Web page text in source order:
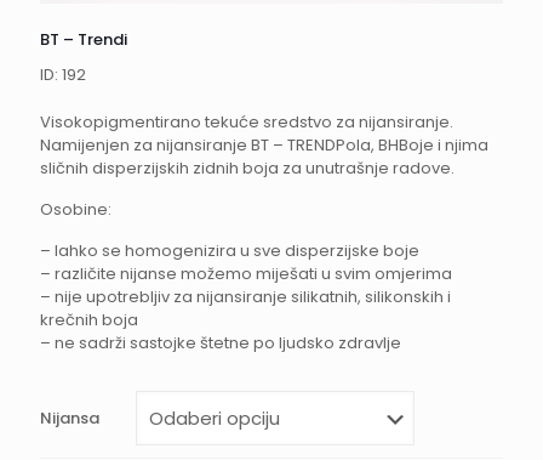
BT – Trendi
ID: 192
Visokopigmentirano tekuće sredstvo za nijansiranje.
Namijenjen za nijansiranje BT – TRENDPola, BHBoje i njima
sličnih disperzijskih zidnih boja za unutrašnje radove.
Osobine:
– lahko se homogenizira u sve disperzijske boje
– različite nijanse možemo miješati u svim omjerima
– nije upotrebljiv za nijansiranje silikatnih, silikonskih i
krečnih boja
– ne sadrži sastojke štetne po ljudsko zdravlje
Nijansa